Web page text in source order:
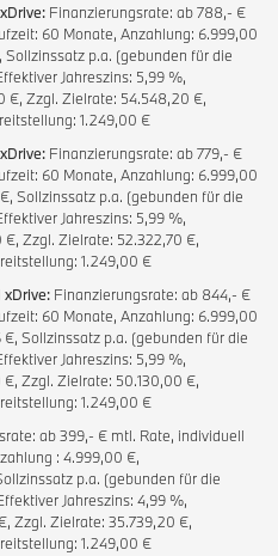
Finanzierungsrate: ab 788,- €
60 Monate, Anzahlung: 6.999,00
Sollzinssatz p.a. (gebunden für die
Jahreszins: 5,99 %,
€, Zzgl. Zielrate: 54.548,20 €,
1.249,00 €
Finanzierungsrate: ab 779,- €
60 Monate, Anzahlung: 6.999,00
Sollzinssatz p.a. (gebunden für die
Jahreszins: 5,99 %,
Zzgl. Zielrate: 52.322,70 €,
1.249,00 €
xDrive: Finanzierungsrate: ab 844,- €
60 Monate, Anzahlung: 6.999,00
Sollzinssatz p.a. (gebunden für die
Jahreszins: 5,99 %,
Zzgl. Zielrate: 50.130,00 €,
1.249,00 €
ab 399,- € mtl. Rate, individuell
: 4.999,00 €,
p.a. (gebunden für die
Jahreszins: 4,99 %,
Zzgl. Zielrate: 35.739,20 €,
1.249,00 €